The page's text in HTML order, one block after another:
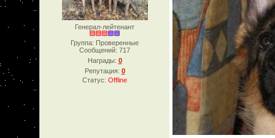
Генерал-лейтенант
Группа: Проверенные
Сообщений: 717
Награды: 0
Репутация: 0
Статус: Offline